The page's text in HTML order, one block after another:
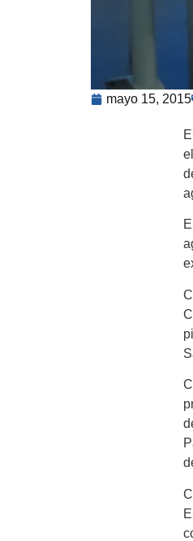
mayo 15, 2015